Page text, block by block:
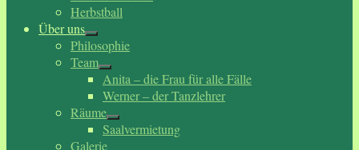
Herbstball
Über uns
Philosophie
Team
Anita – die Frau für alle Fälle
Werner – der Tanzlehrer
Räume
Saalvermietung
Galerie